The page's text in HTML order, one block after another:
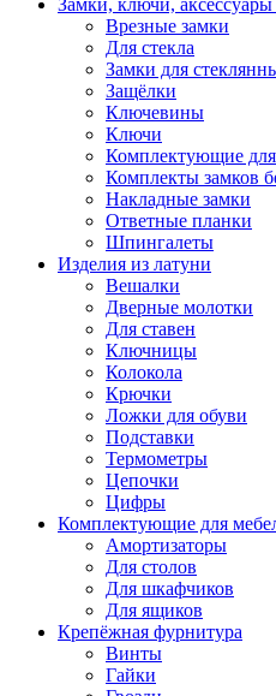
Замки, ключи,
Врезные замки
Для стекла
Замки для
Защёлки
Ключевины
Ключи
Комплектующие для
Комплекты замков
Накладные замки
Ответные планки
Шпингалеты
Изделия из латуни
Вешалки
Дверные молотки
Для ставен
Ключницы
Колокола
Крючки
Ложки для обуви
Подставки
Термометры
Цепочки
Цифры
Комплектующие для
Амортизаторы
Для столов
Для шкафчиков
Для ящиков
Крепёжная фурнитура
Винты
Гайки